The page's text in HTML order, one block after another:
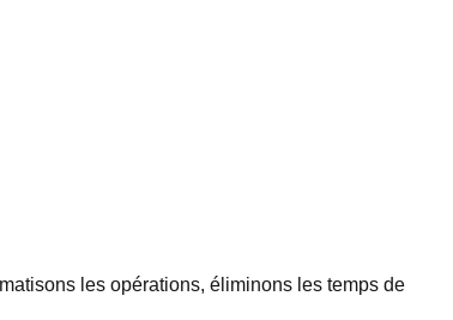
les opérations, éliminons les temps de